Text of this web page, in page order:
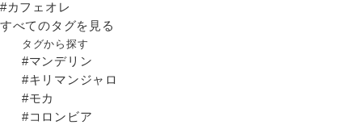
#カフェオレ
すべてのタグを見る
タグから探す
#マンデリン
#キリマンジャロ
#モカ
#コロンビア